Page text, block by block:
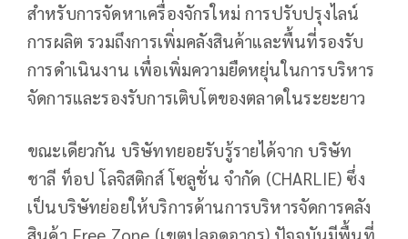
สำหรับการจัดหาเครื่องจักรใหม่ การปรับปรุงไลน์
การผลิต รวมถึงการเพิ่มคลังสินค้าและพื้นที่รองรับ
การดำเนินงาน เพื่อเพิ่มความยืดหยุ่นในการบริหาร
จัดการและรองรับการเติบโตของตลาดในระยะยาว
ขณะเดียวกัน บริษัททยอยรับรู้รายได้จาก บริษัท
ชาลี ท็อป โลจิสติกส์ โซลูชั่น จำกัด (CHARLIE) ซึ่ง
เป็นบริษัทย่อยให้บริการด้านการบริหารจัดการคลัง
สินค้า Free Zone (เขตปลอดอากร) ปัจจุบันมีพื้นที่